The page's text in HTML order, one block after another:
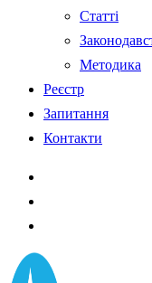
Статті
Методика
Реєстр
Запитання
Контакти